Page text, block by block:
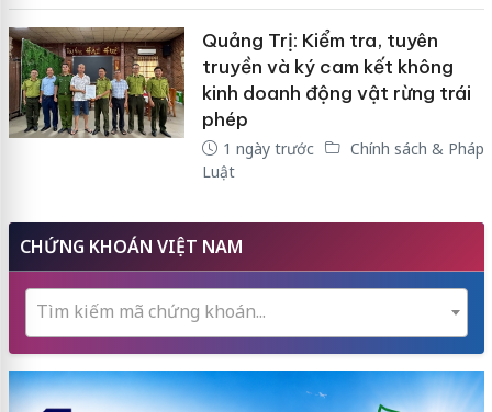
Quảng Trị: Kiểm tra, tuyên
truyền và ký cam kết không
kinh doanh động vật rừng trái
phép
1 ngày trước
Chính sách & Pháp
Luật
CHỨNG KHOÁN VIỆT NAM
Tìm kiếm mã chứng khoán...